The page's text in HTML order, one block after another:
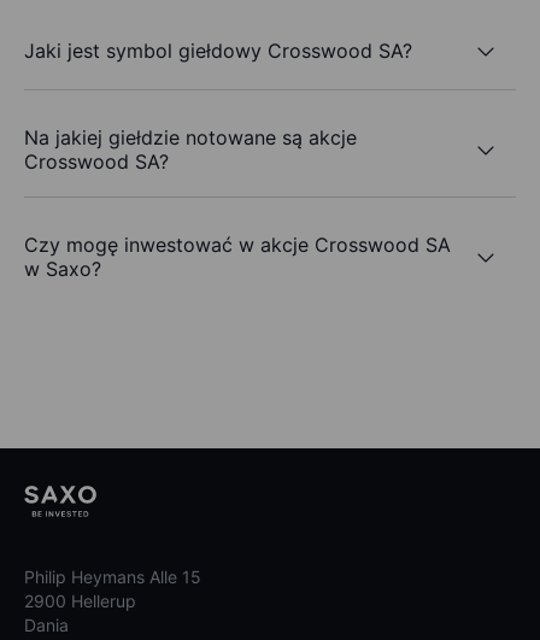
Jaki jest symbol giełdowy Crosswood SA?
Na jakiej giełdzie notowane są akcje
Crosswood SA?
Czy mogę inwestować w akcje Crosswood SA
w Saxo?
Philip Heymans Alle 15
2900 Hellerup
Dania